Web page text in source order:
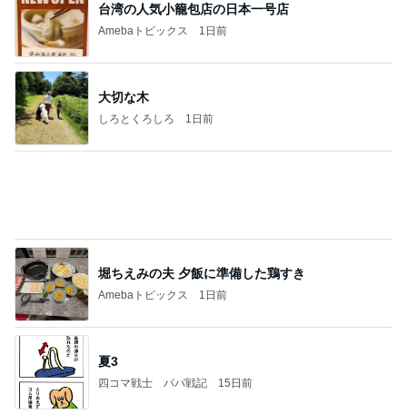
台湾の人気小籠包店の日本一号店
Amebaトピックス 1日前
大切な木
しろとくろしろ 1日前
堀ちえみの夫 夕飯に準備した鶏すき
Amebaトピックス 1日前
夏3
四コマ戦士 パパ戦記 15日前